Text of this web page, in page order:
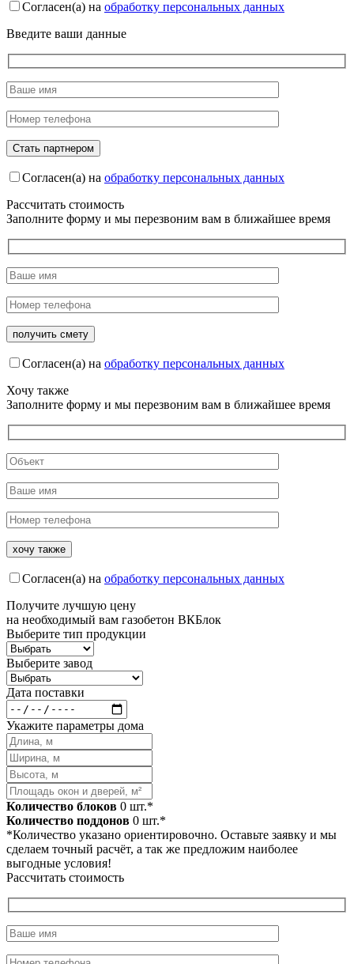
Согласен(а) на обработку персональных данных
Введите ваши данные
Согласен(а) на обработку персональных данных
Рассчитать стоимость
Заполните форму и мы перезвоним вам в ближайшее время
Согласен(а) на обработку персональных данных
Хочу также
Заполните форму и мы перезвоним вам в ближайшее время
Согласен(а) на обработку персональных данных
Получите лучшую цену
на необходимый вам газобетон ВКБлок
Выберите тип продукции
Выберите завод
Дата поставки
Укажите параметры дома
Количество блоков 0 шт.*
Количество поддонов 0 шт.*
*Количество указано ориентировочно. Оставьте заявку и мы
сделаем точный расчёт, а так же предложим наиболее
выгодные условия!
Рассчитать стоимость